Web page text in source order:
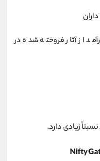
از آثار فروخته شده در